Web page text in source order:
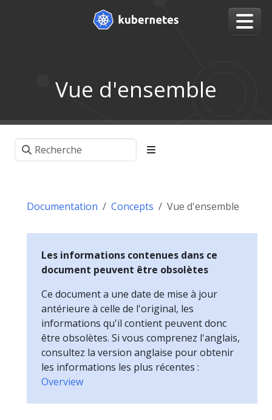
Vue d'ensemble
Documentation Concepts Vue d'ensemble
Les informations contenues dans ce
document peuvent être obsolètes
Ce document a une date de mise à jour
antérieure à celle de l'original, les
informations qu'il contient peuvent donc
être obsolètes. Si vous comprenez l'anglais,
consultez la version anglaise pour obtenir
les informations les plus récentes :
Overview